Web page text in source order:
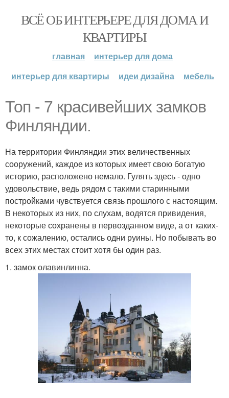
ВСЁ ОБ ИНТЕРЬЕРЕ ДЛЯ ДОМА И
КВАРТИРЫ
главная
интерьер для дома
интерьер для квартиры
идеи дизайна мебель
Топ - 7 красивейших замков
Финляндии.
На территории Финляндии этих величественных
сооружений, каждое из которых имеет свою богатую
историю, расположено немало. Гулять здесь - одно
удовольствие, ведь рядом с такими старинными
постройками чувствуется связь прошлого с настоящим.
В некоторых из них, по слухам, водятся привидения,
некоторые сохранены в первозданном виде, а от каких-
то, к сожалению, остались одни руины. Но побывать во
всех этих местах стоит хотя бы один раз.
1. замок олавинлинна.